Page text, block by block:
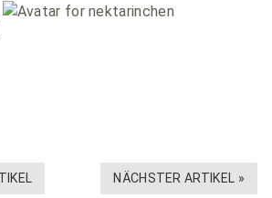
NÄCHSTER ARTIKEL »